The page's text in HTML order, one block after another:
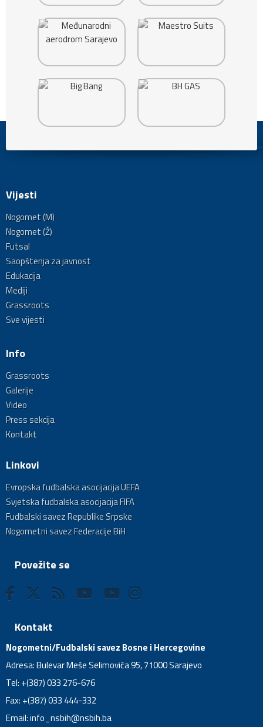
Vijesti
Nogomet (M)
Nogomet (Ž)
Futsal
Saopštenja za javnost
Edukacija
Mediji
Grassroots
Sve vijesti
Info
Grassroots
Galerije
Video
Press sekcija
Kontakt
Linkovi
Evropska fudbalska asocijacija UEFA
Svjetska fudbalska asocijacija FIFA
Fudbalski savez Republike Srpske
Nogometni savez Federacije BiH
Povežite se
Kontakt
Nogometni/Fudbalski savez Bosne i Hercegovine
Adresa: Bulevar Meše Selimovića 95, 71000 Sarajevo
Tel: +(387) 033 276-676
Fax: +(387) 033 444-332
Email:info_nsbih@nsbih.ba